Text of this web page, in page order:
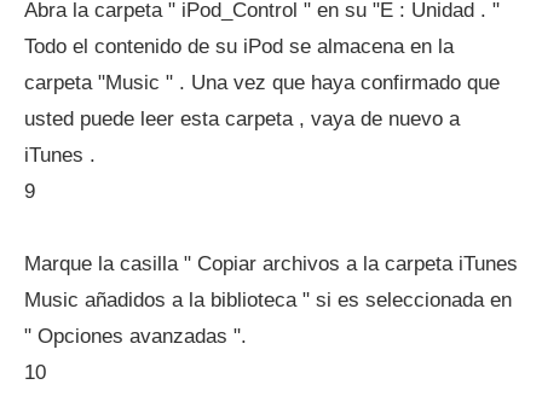
Abra la carpeta " iPod_Control " en su "E : Unidad . "
Todo el contenido de su iPod se almacena en la
carpeta "Music " . Una vez que haya confirmado que
usted puede leer esta carpeta , vaya de nuevo a
iTunes .
9
Marque la casilla " Copiar archivos a la carpeta iTunes
Music añadidos a la biblioteca " si es seleccionada en
" Opciones avanzadas ".
10